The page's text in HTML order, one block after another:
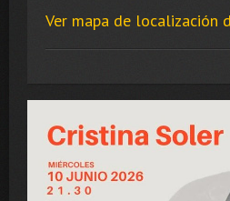
Ver mapa de localización